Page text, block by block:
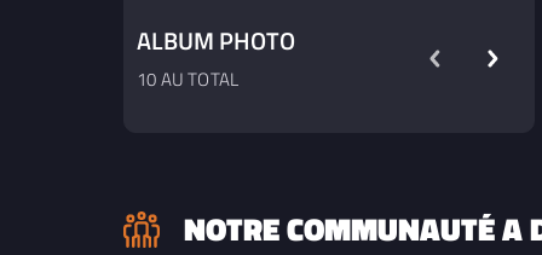
ALBUM PHOTO
10 AU TOTAL
NOTRE COMMUNAUTÉ A